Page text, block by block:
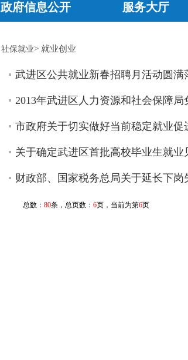
政府信息公开 服务大厅
社保就业> 就业创业
武进区公共就业新春招聘月活动圆满
2013年武进区人力资源和社会保障
市政府关于切实做好当前稳定就业促
关于确定武进区首批高校毕业生就业
财政部、国家税务总局关于延长下
总数： 80条，总页数： 6页，当前为第6页